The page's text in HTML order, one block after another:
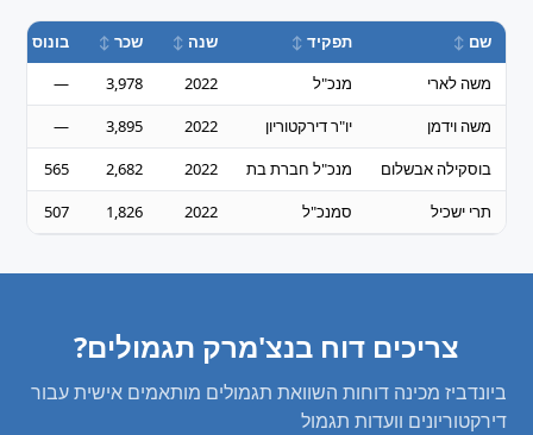
שם תפקיד שנה שכר
בונוס
משה לארי
מנכ"ל 2022
3,978
—
משה וידמן
יו"ר דירקטוריון 2022
3,895
—
בוסקילה אבשלום
מנכ"ל חברת בת 2022
2,682
565
תרי ישכיל
סמנכ"ל 2022
1,826
507
צריכים דוח בנצ'מרק תגמולים?
ביונדביז מכינה דוחות השוואת תגמולים מותאמים אישית עבור
דירקטוריונים וועדות תגמול